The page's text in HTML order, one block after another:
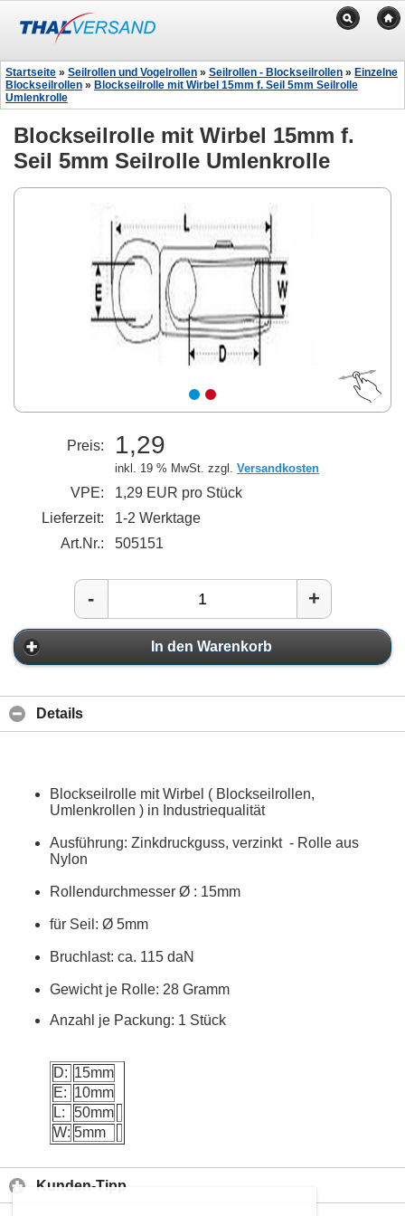
Startseite » Seilrollen und Vogelrollen » Seilrollen - Blockseilrollen » Einzelne
Blockseilrollen » Blockseilrolle mit Wirbel 15mm f. Seil 5mm Seilrolle
Umlenkrolle
Blockseilrolle mit Wirbel 15mm f.
Seil 5mm Seilrolle Umlenkrolle
Preis: 1,29
inkl. 19 % MwSt. zzgl. Versandkosten
VPE:
1,29 EUR pro Stück
Lieferzeit:
1-2 Werktage
Art.Nr.:
505151
- +
In den Warenkorb
Details
Blockseilrolle mit Wirbel ( Blockseilrollen,
Umlenkrollen ) in Industriequalität
Ausführung: Zinkdruckguss, verzinkt - Rolle aus
Nylon
Rollendurchmesser Ø : 15mm
für Seil: Ø 5mm
Bruchlast: ca. 115 daN
Gewicht je Rolle: 28 Gramm
Anzahl je Packung: 1 Stück
D: 15mm
E: 10mm
L:
50mm
W: 5mm
Kunden-Tipp